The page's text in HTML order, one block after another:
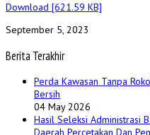
Download [621.59 KB]
September 5, 2023
Berita Terakhir
Perda Kawasan Tanpa
Bersih
04 May 2026
Hasil Seleksi Administrasi
Daerah Percetakan Dan